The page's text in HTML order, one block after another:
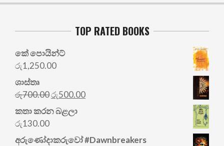
TOP RATED BOOKS
කේ පොයින්ට්
රු1,250.00
ශාස්තෘ
රු700.00Original
price
was:
රු500.00Current
කතා කරන බළලා
රු130.00
අරු‍ණෝදාකරුවෝ #Dawnbreakers